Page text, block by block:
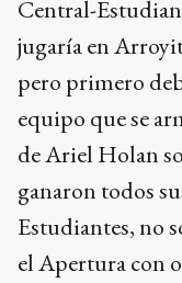
Central-
jugaría en
pero primero
equipo que se
de Ariel Holan
ganaron todos
Estudiantes, no
el Apertura con